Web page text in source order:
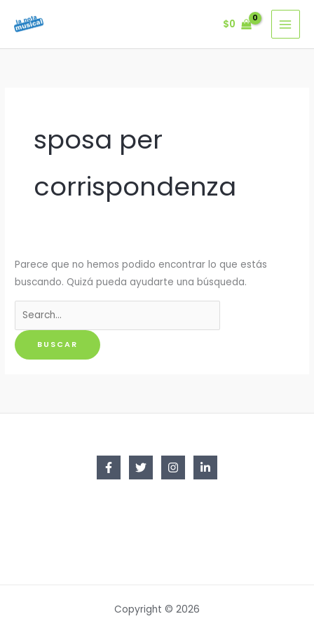
$0
sposa per
corrispondenza
Parece que no hemos podido encontrar lo que estás
buscando. Quizá pueda ayudarte una búsqueda.
Buscar
por:
Copyright © 2026